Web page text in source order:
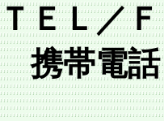
ＴＥＬ／
携帯電